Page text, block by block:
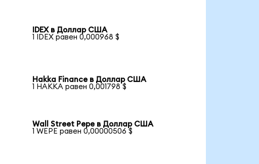
IDEX в Доллар США
1 IDEX равен 0,000968 $
Hakka Finance в Доллар США
1 HAKKA равен 0,001798 $
Wall Street Pepe в Доллар США
1 WEPE равен 0,00000506 $